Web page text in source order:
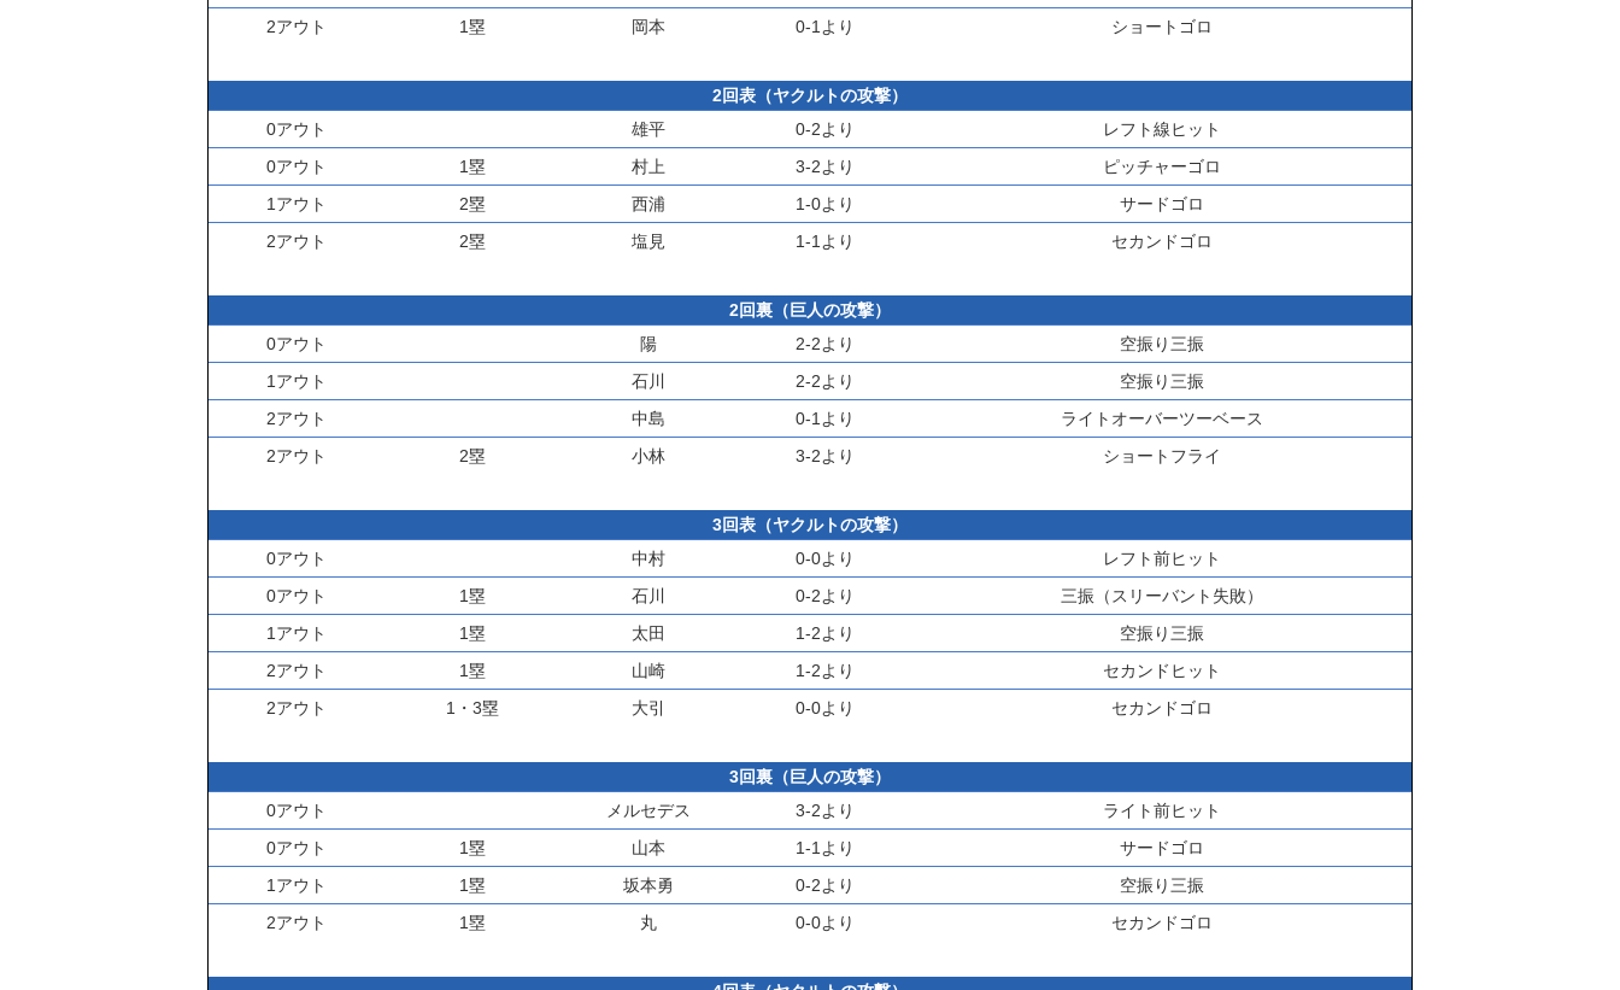
2アウト
1塁 岡本 0-1より ショートゴロ
2回表（ヤクルトの攻撃）
0アウト
雄平 0-2より
レフト線ヒット
0アウト
1塁 村上 3-2より
ピッチャーゴロ
1アウト
2塁 西浦 1-0より
サードゴロ
2アウト
2塁 塩見 1-1より セカンドゴロ
2回裏（巨人の攻撃）
0アウト
陽 2-2より
空振り三振
1アウト
石川 2-2より
空振り三振
2アウト
中島 0-1より
ライトオーバーツーベース
2アウト
2塁 小林 3-2より ショートフライ
3回表（ヤクルトの攻撃）
0アウト
中村 0-0より
レフト前ヒット
0アウト
1塁 石川 0-2より
三振（スリーバント失敗）
1アウト
1塁 太田 1-2より
空振り三振
2アウト
1塁 山崎 1-2より
セカンドヒット
2アウト
1・3塁 大引 0-0より セカンドゴロ
3回裏（巨人の攻撃）
0アウト
メルセデス 3-2より
ライト前ヒット
0アウト
1塁 山本 1-1より
サードゴロ
1アウト
1塁 坂本勇 0-2より
空振り三振
2アウト
1塁 丸 0-0より セカンドゴロ